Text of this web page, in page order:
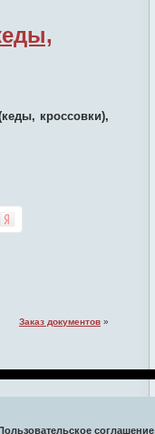
кроссовки),
Заказ документов »
соглашение